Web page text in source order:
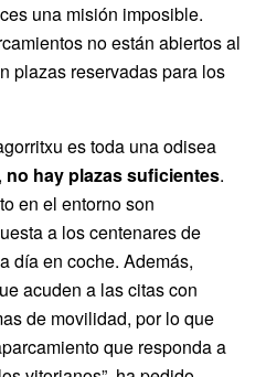
una misión imposible.
no están abiertos al
plazas reservadas para los
es toda una odisea
no hay plazas suficientes.
en el entorno son
a los centenares de
día en coche. Además,
acuden a las citas con
de movilidad, por lo que
que responda a